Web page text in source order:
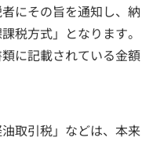
にその旨を通知し、納
税方式」となります。
に記載されている金額
取引税」などは、本来